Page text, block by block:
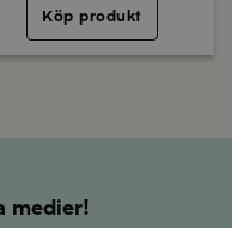
Köp produkt
medier!